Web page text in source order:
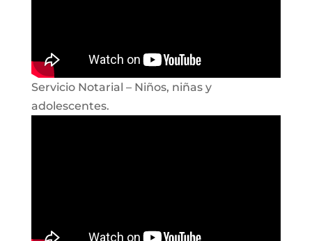
Servicio Notarial – Niños, niñas y
adolescentes.